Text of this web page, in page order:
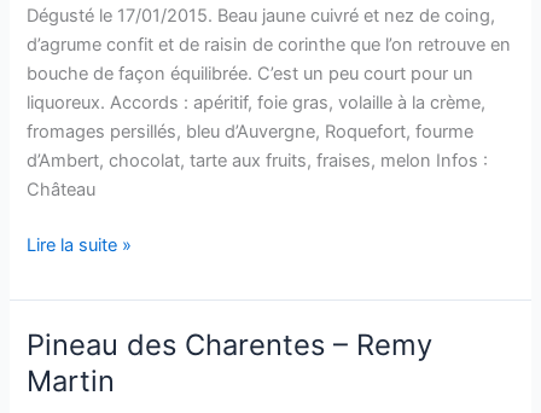
Dégusté le 17/01/2015. Beau jaune cuivré et nez de coing,
d’agrume confit et de raisin de corinthe que l’on retrouve en
bouche de façon équilibrée. C’est un peu court pour un
liquoreux. Accords : apéritif, foie gras, volaille à la crème,
fromages persillés, bleu d’Auvergne, Roquefort, fourme
d’Ambert, chocolat, tarte aux fruits, fraises, melon Infos :
Château
Monbazillac
Château
Bassière
–
2010
Lire la suite »
Pineau des Charentes – Remy
Martin